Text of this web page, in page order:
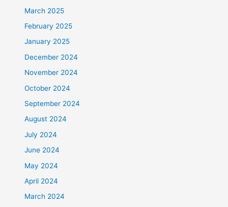
March 2025
February 2025
January 2025
December 2024
November 2024
October 2024
September 2024
August 2024
July 2024
June 2024
May 2024
April 2024
March 2024